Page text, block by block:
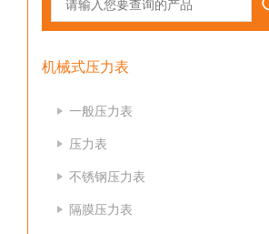
机械式压力表
一般压力表
压力表
不锈钢压力表
隔膜压力表